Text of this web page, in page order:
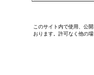
このサイト内で使用、公
おります。許可なく他の